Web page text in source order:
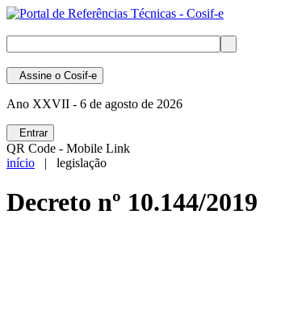
Assine o Cosif-e
Ano XXVII - 6 de agosto de 2026
Entrar
QR Code - Mobile Link
início | legislação
Decreto nº 10.144/2019